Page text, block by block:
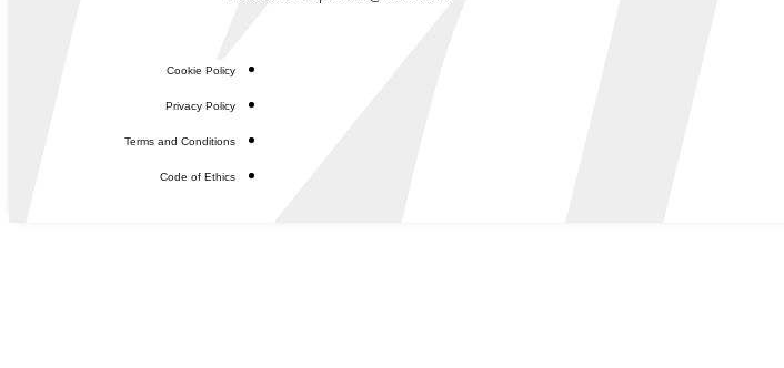
Cookie Policy
Privacy Policy
Terms and Conditions
Code of Ethics